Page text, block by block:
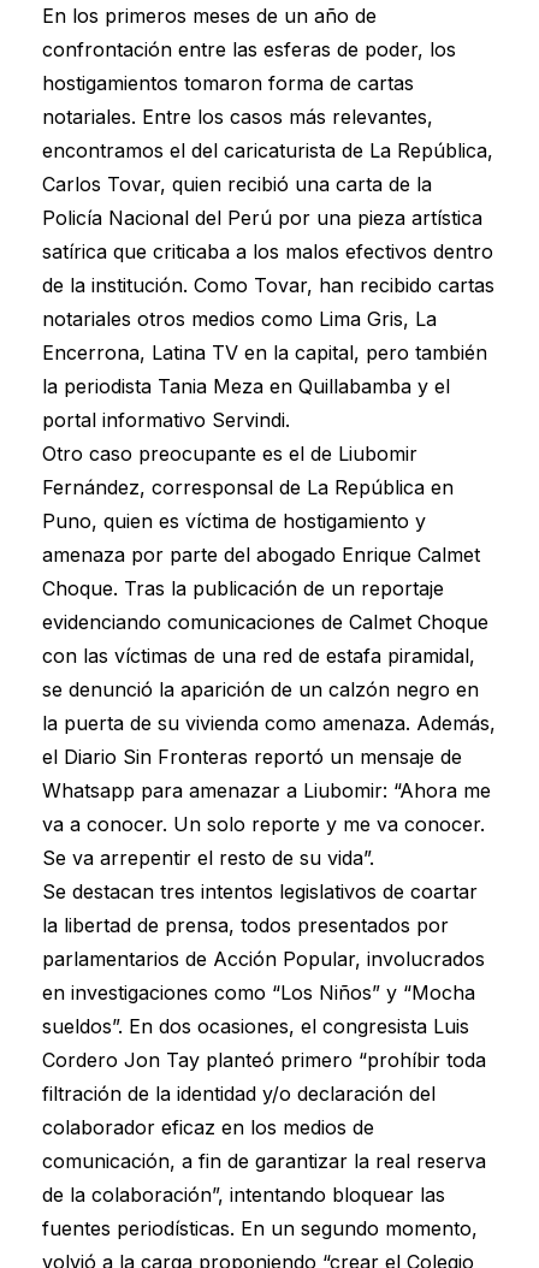
En los primeros meses de un año de
confrontación entre las esferas de poder, los
hostigamientos tomaron forma de cartas
notariales. Entre los casos más relevantes,
encontramos el del caricaturista de La República,
Carlos Tovar, quien recibió una carta de la
Policía Nacional del Perú por una pieza artística
satírica que criticaba a los malos efectivos dentro
de la institución. Como Tovar, han recibido cartas
notariales otros medios como Lima Gris, La
Encerrona, Latina TV en la capital, pero también
la periodista Tania Meza en Quillabamba y el
portal informativo Servindi.
Otro caso preocupante es el de Liubomir
Fernández, corresponsal de La República en
Puno, quien es víctima de hostigamiento y
amenaza por parte del abogado Enrique Calmet
Choque. Tras la publicación de un reportaje
evidenciando comunicaciones de Calmet Choque
con las víctimas de una red de estafa piramidal,
se denunció la aparición de un calzón negro en
la puerta de su vivienda como amenaza. Además,
el Diario Sin Fronteras reportó un mensaje de
Whatsapp para amenazar a Liubomir: “Ahora me
va a conocer. Un solo reporte y me va conocer.
Se va arrepentir el resto de su vida”.
Se destacan tres intentos legislativos de coartar
la libertad de prensa, todos presentados por
parlamentarios de Acción Popular, involucrados
en investigaciones como “Los Niños” y “Mocha
sueldos”. En dos ocasiones, el congresista Luis
Cordero Jon Tay planteó primero “prohíbir toda
filtración de la identidad y/o declaración del
colaborador eficaz en los medios de
comunicación, a fin de garantizar la real reserva
de la colaboración”, intentando bloquear las
fuentes periodísticas. En un segundo momento,
volvió a la carga proponiendo “crear el Colegio